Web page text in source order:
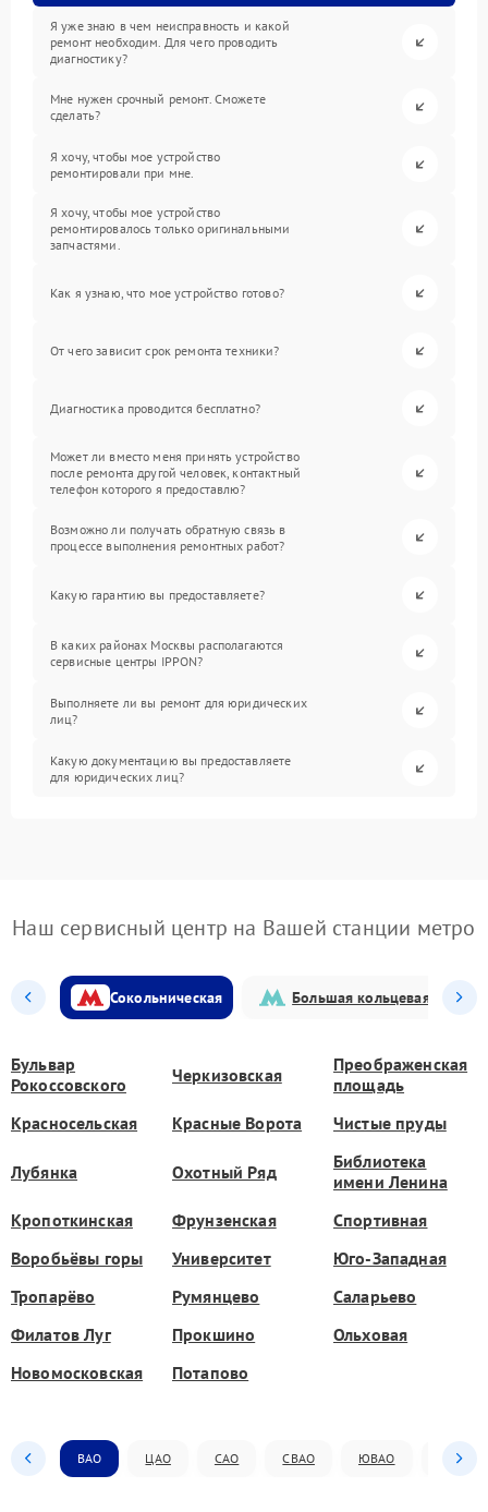
Я уже знаю в чем неисправность и какой
ремонт необходим. Для чего проводить
диагностику?
Мне нужен срочный ремонт. Сможете
сделать?
Я хочу, чтобы мое устройство
ремонтировали при мне.
Я хочу, чтобы мое устройство
ремонтировалось только оригинальными
запчастями.
Как я узнаю, что мое устройство готово?
От чего зависит срок ремонта техники?
Диагностика проводится бесплатно?
Может ли вместо меня принять устройство
после ремонта другой человек, контактный
телефон которого я предоставлю?
Возможно ли получать обратную связь в
процессе выполнения ремонтных работ?
Какую гарантию вы предоставляете?
В каких районах Москвы располагаются
сервисные центры IPPON?
Выполняете ли вы ремонт для юридических
лиц?
Какую документацию вы предоставляете
для юридических лиц?
Наш сервисный центр на Вашей станции метро
Сокольническая Большая кольцевая
Бульвар
Рокоссовского
Черкизовская
Преображенская
площадь
Красносельская
Красные Ворота Чистые пруды
Лубянка Охотный Ряд
Библиотека
имени Ленина
Кропоткинская
Фрунзенская
Спортивная
Воробьёвы горы
Университет
Юго-Западная
Тропарёво
Румянцево
Саларьево
Филатов Луг
Прокшино
Ольховая
Новомосковская
Потапово
ВАО ЦАО САО СВАО ЮВАО ЮАО